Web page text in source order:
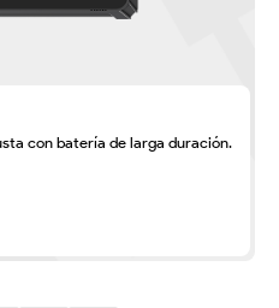
con batería de larga duración.